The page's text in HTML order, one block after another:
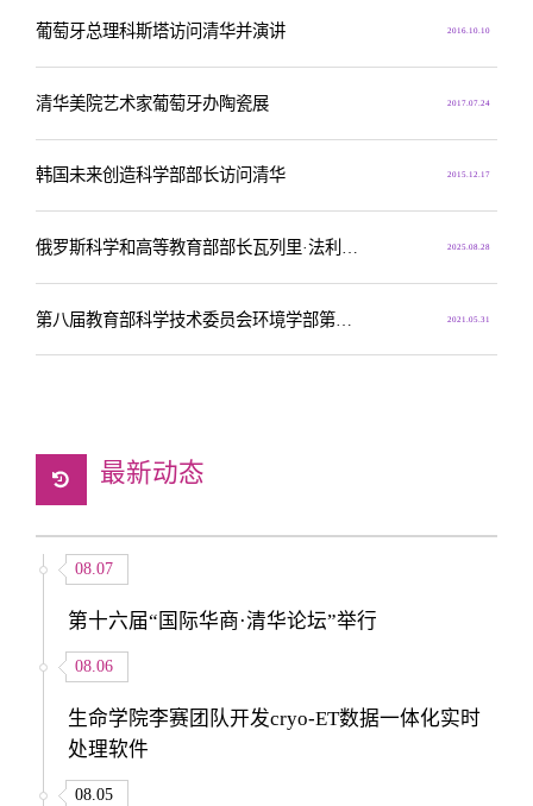
2016.10.10
葡萄牙总理科斯塔访问清华并演讲
2017.07.24
清华美院艺术家葡萄牙办陶瓷展
2015.12.17
韩国未来创造科学部部长访问清华
2025.08.28
2021.05.31
最新动态
08.07
第十六届“国际华商·清华论坛”举行
08.06
生命学院李赛团队开发cryo-ET数据一体化实时
处理软件
08.05